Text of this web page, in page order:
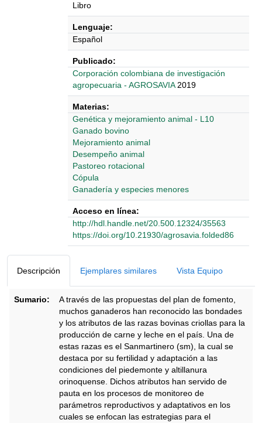
Libro
Lenguaje:
Español
Publicado:
‎‎Corporación colombiana de investigación
agropecuaria - AGROSAVIA 2019
Materias:
Genética y mejoramiento animal - L10
Ganado bovino
Mejoramiento animal
Desempeño animal
Pastoreo rotacional
Cópula
Ganadería y especies menores
Acceso en línea:
http://hdl.handle.net/20.500.12324/35563
https://doi.org/10.21930/agrosavia.folded86
Descripción Ejemplares similares Vista Equipo
Sumario:
A través de las propuestas del plan de fomento,
muchos ganaderos han reconocido las bondades
y los atributos de las razas bovinas criollas para la
producción de carne y leche en el país. Una de
estas razas es el Sanmartinero (sm), la cual se
destaca por su fertilidad y adaptación a las
condiciones del piedemonte y altillanura
orinoquense. Dichos atributos han servido de
pauta en los procesos de monitoreo de
parámetros reproductivos y adaptativos en los
cuales se enfocan las estrategias para el